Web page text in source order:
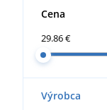
Cena
29.86 €
Výrobca